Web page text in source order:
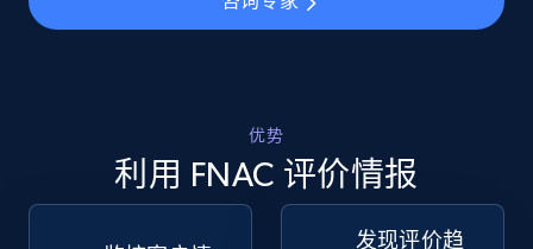
URL, Title, Available, Description, Currency, Initial
TikTok Shop - discover records by shop url
优势
利用 FNAC 评价情报
发现评价趋